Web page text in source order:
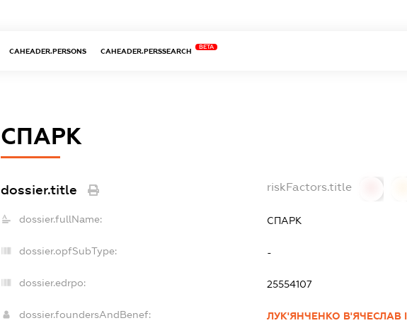
CAHEADER.PERSONS CAHEADER.PERSSEARCH
BETA
СПАРК
dossier.title riskFactors.title
dossier.fullName: СПАРК
dossier.opfSubType: -
dossier.edrpo: 25554107
dossier.foundersAndBenef:
ЛУК'ЯНЧЕНКО В'ЯЧЕСЛАВ